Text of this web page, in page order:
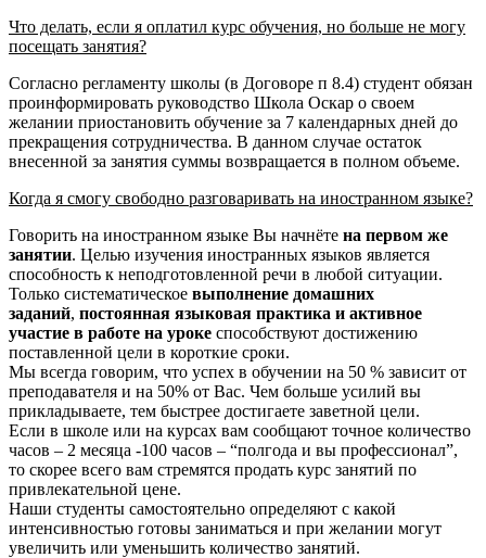
Что делать, если я оплатил курс обучения, но больше не могу
посещать занятия?
Согласно регламенту школы (в Договоре п 8.4) студент обязан
проинформировать руководство Школа Оскар о своем
желании приостановить обучение за 7 календарных дней до
прекращения сотрудничества. В данном случае остаток
внесенной за занятия суммы возвращается в полном объеме.
Когда я смогу свободно разговаривать на иностранном языке?
Говорить на иностранном языке Вы начнёте на первом же
занятии. Целью изучения иностранных языков является
способность к неподготовленной речи в любой ситуации.
Только систематическое выполнение домашних
заданий, постоянная языковая практика и активное
участие в работе на уроке способствуют достижению
поставленной цели в короткие сроки.
Мы всегда говорим, что успех в обучении на 50 % зависит от
преподавателя и на 50% от Вас. Чем больше усилий вы
прикладываете, тем быстрее достигаете заветной цели.
Если в школе или на курсах вам сообщают точное количество
часов – 2 месяца -100 часов – “полгода и вы профессионал”,
то скорее всего вам стремятся продать курс занятий по
привлекательной цене.
Наши студенты самостоятельно определяют с какой
интенсивностью готовы заниматься и при желании могут
увеличить или уменьшить количество занятий.